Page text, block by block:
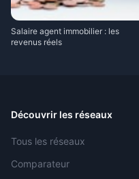
Salaire agent immobilier : les
revenus réels
Découvrir les réseaux
Tous les réseaux
Comparateur